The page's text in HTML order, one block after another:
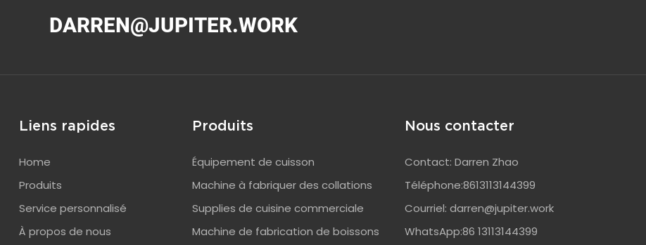
DARREN@JUPITER.WORK
Liens rapides
Home
Produits
Service personnalisé
À propos de nous
Produits
Équipement de cuisson
Machine à fabriquer des collations
Supplies de cuisine commerciale
Machine de fabrication de boissons
Nous contacter
Contact: Darren Zhao
Téléphone:8613113144399
Courriel: darren@jupiter.work
WhatsApp:86 13113144399